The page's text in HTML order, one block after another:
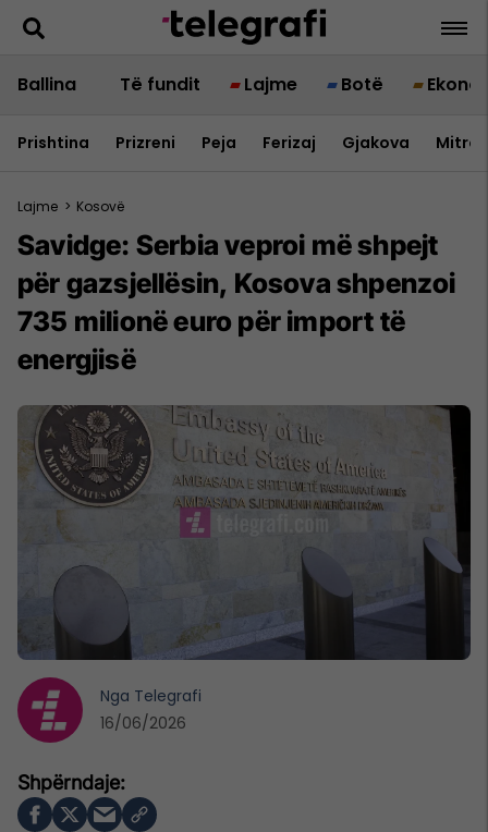
Ballina Të fundit Lajme Botë
Prishtina Prizreni Peja Ferizaj Gjakova
Lajme > Kosovë
Savidge: Serbia veproi më shpejt
për gazsjellësin, Kosova shpenzoi
735 milionë euro për import të
energjisë
Nga Telegrafi
16/06/2026